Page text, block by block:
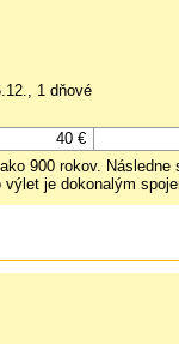
1 dňové
40 €
900 rokov.
je dokonalým